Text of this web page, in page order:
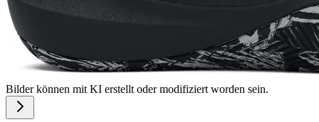
Bilder können mit KI erstellt oder modifiziert worden sein.